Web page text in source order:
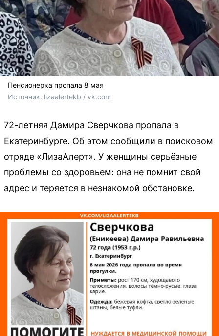
Пенсионерка пропала 8 мая
Источник: lizaalertekb / vk.com
72-летняя Дамира Сверчкова пропала в
Екатеринбурге. Об этом сообщили в поисковом
отряде «ЛизаАлерт». У женщины серьёзные
проблемы со здоровьем: она не помнит свой
адрес и теряется в незнакомой обстановке.